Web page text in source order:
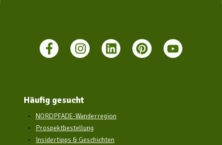
Häufig gesucht
NORDPFADE-Wanderregion
Prospektbestellung
Insidertipps & Geschichten